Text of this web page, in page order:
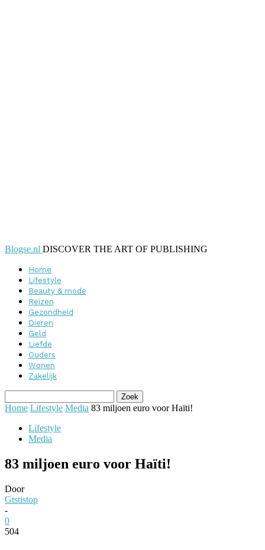
Blogse.nl DISCOVER THE ART OF PUBLISHING
Home
Lifestyle
Beauty & mode
Reizen
Gezondheid
Dieren
Geld
Liefde
Ouders
Wonen
Zakelijk
Home Lifestyle Media 83 miljoen euro voor Haïti!
Lifestyle
Media
83 miljoen euro voor Haïti!
Door
Gtstistop
-
0
504